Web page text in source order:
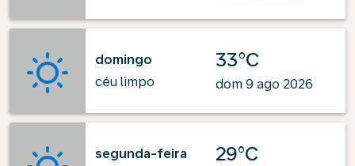
domingo
céu limpo
33°C
dom 9 ago 2026
segunda-feira
29°C